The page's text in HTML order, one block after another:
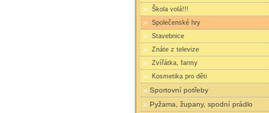
Škola volá!!!
Společenské hry
Stavebnice
Znáte z televize
Zvířátka, farmy
Kosmetika pro děti
Sportovní potřeby
Pyžama, župany, spodní prádlo